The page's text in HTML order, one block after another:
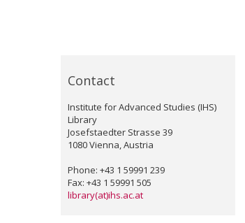
Contact
Institute for Advanced Studies (IHS)
Library
Josefstaedter Strasse 39
1080 Vienna, Austria
Phone: +43 1 59991 239
Fax: +43 1 59991 505
library(at)ihs.ac.at